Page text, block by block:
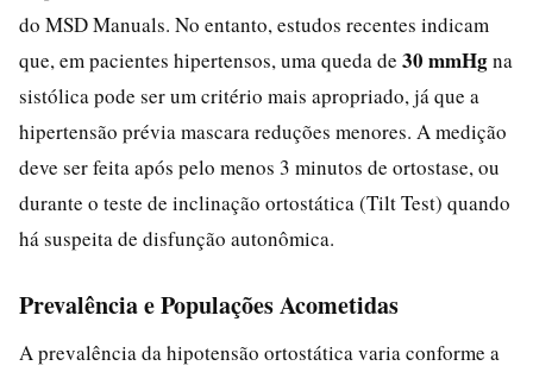
do MSD Manuals. No entanto, estudos recentes indicam
que, em pacientes hipertensos, uma queda de 30 mmHgna
sistólica pode ser um critério mais apropriado, já que a
hipertensão prévia mascara reduções menores. A medição
deve ser feita após pelo menos 3 minutos de ortostase, ou
durante o teste de inclinação ortostática (Tilt Test) quando
há suspeita de disfunção autonômica.
Prevalência e Populações Acometidas
A prevalência da hipotensão ortostática varia conforme a